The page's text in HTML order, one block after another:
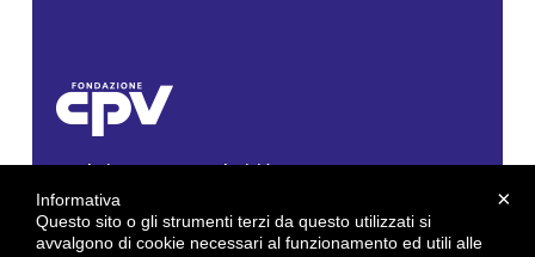
Via Gioacchino Rossini, 60 - 36100 Vicenza - Italy
Tel. 0444/960500 - Fax 0444/1932220
C.F. e P. IVA: 02429800242
×
Informativa
Questo sito o gli strumenti terzi da questo utilizzati si
avvalgono di cookie necessari al funzionamento ed utili alle